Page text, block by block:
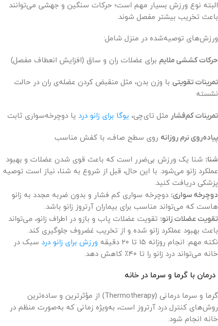
البته نوع ورزش بسیار مهم است؛ حرکات سنگین و جهشی می‌توانند
باعث تخریب بیشتر مفصل شوند.
ورزش‌های توصیه‌شده در منزل شامل:
حرکات کششی ملایم برای عضلات ران و ساق (افزایش انعطاف مفصل)
تمرینات تقویتی با وزن بدن، مثل منقبض کردن عضله‌ی ران در حالت
نشسته
تمرینات کم‌فشار مثل تای‌چی، یوگا برای زانو درد یا دوچرخه‌سواری ثابت
پیاده‌روی نرم روزانه روی سطح صاف، با کفش مناسب
شنا: شنا یک ورزش بی‌ضرر است که باعث قوی شدن عضلات و بهبود
عملکرد زانو می‌شود. با این حال، قبل از شروع به شنا، نیاز است توصیه
پزشکی دریافت کنید.
دوچرخه سواری: دوچرخه سواری کم فشار و بدون ضربه مجدد به زانو
هاست که می‌تواند مناسب برای بیماران آرتروز زانو باشد.
تقویت عضلات زانو: تقویت عضلات پاب و بازو در اطراف زانو، می‌تواند
باعث بهبود عملکرد زانو شده و از تخریب غضروف جلوگیری کند.
نکته مهم: انجام روزانه ۱۵ تا ۲۰ دقیقه
ورزش برای زانو درد سبک در
خانه می‌تواند درد زانو را تا ۴۰٪ کاهش دهد.
درمان با گرما و سرما در خانه
گرما و سرما درمانی (Thermotherapy) از مؤثرترین و ساده‌ترین
روش‌های کنترل درد آرتروز است، به‌ویژه زمانی که به‌صورت منظم در
خانه انجام شود.